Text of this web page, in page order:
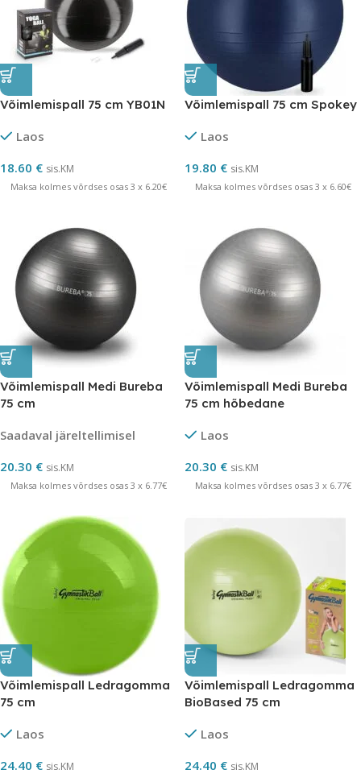
Võimlemispall 75 cm YB01N
Laos
18.60 € sis.KM
Maksa kolmes võrdses osas 3 x 6.20€
Võimlemispall 75 cm Spokey
Laos
19.80 € sis.KM
Maksa kolmes võrdses osas 3 x 6.60€
Võimlemispall Medi Bureba
75 cm
Saadaval järeltellimisel
20.30 € sis.KM
Maksa kolmes võrdses osas 3 x 6.77€
Võimlemispall Medi Bureba
75 cm hõbedane
Laos
20.30 € sis.KM
Maksa kolmes võrdses osas 3 x 6.77€
Võimlemispall Ledragomma
75 cm
Laos
24.40 € sis.KM
Võimlemispall Ledragomma
BioBased 75 cm
Laos
24.40 € sis.KM